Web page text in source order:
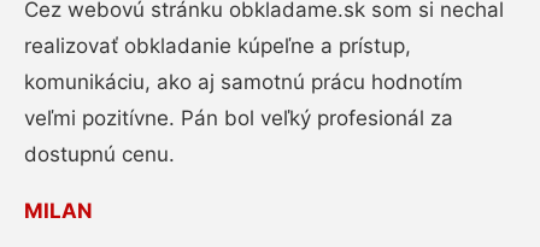
Cez webovú stránku obkladame.sk som si nechal
realizovať obkladanie kúpeľne a prístup,
komunikáciu, ako aj samotnú prácu hodnotím
veľmi pozitívne. Pán bol veľký profesionál za
dostupnú cenu.
MILAN